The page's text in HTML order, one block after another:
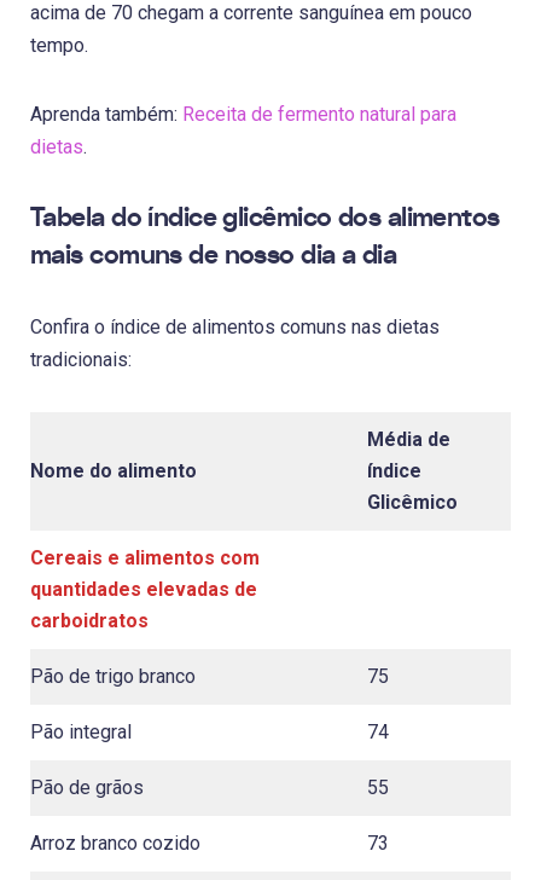
acima de 70 chegam a corrente sanguínea em pouco
tempo.
Aprenda também: Receita de fermento natural para
dietas.
Tabela do índice glicêmico dos alimentos
mais comuns de nosso dia a dia
Confira o índice de alimentos comuns nas dietas
tradicionais:
Nome do alimento
Média de
índice
Glicêmico
Cereais e alimentos com
quantidades elevadas de
carboidratos
Pão de trigo branco 75
Pão integral 74
Pão de grãos 55
Arroz branco cozido 73